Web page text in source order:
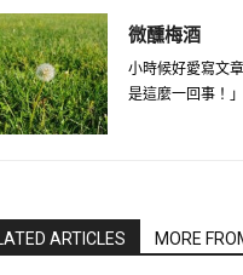
微醺梅酒
小時候好愛寫文
是這麼一回事！」
ARTICLES MORE